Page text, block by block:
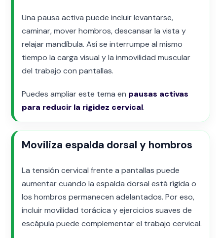
Una pausa activa puede incluir levantarse,
caminar, mover hombros, descansar la vista y
relajar mandíbula. Así se interrumpe al mismo
tiempo la carga visual y la inmovilidad muscular
del trabajo con pantallas.
Puedes ampliar este tema en pausas activas
para reducir la rigidez cervical.
Moviliza espalda dorsal y hombros
La tensión cervical frente a pantallas puede
aumentar cuando la espalda dorsal está rígida o
los hombros permanecen adelantados. Por eso,
incluir movilidad torácica y ejercicios suaves de
escápula puede complementar el trabajo cervical.